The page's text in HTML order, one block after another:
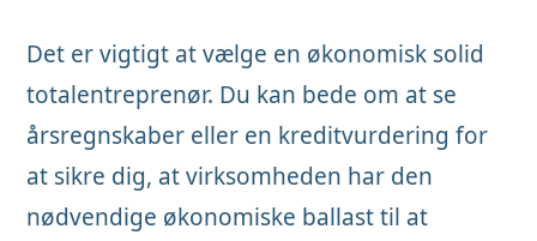
Det er vigtigt at vælge en økonomisk solid
totalentreprenør. Du kan bede om at se
årsregnskaber eller en kreditvurdering for
at sikre dig, at virksomheden har den
nødvendige økonomiske ballast til at